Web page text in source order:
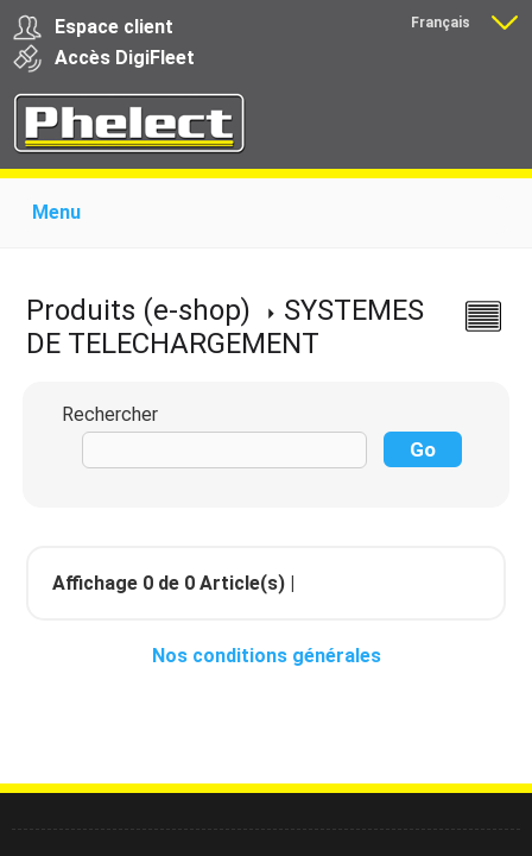
Espace client
Accès DigiFleet
Français
Menu
Produits pour transporteurs
Formations
Actualité
Support Download
Liens
Produits (e-shop)
SYSTEMES
DE TELECHARGEMENT
Rechercher
Affichage 0 de 0 Article(s) |
Nos conditions générales